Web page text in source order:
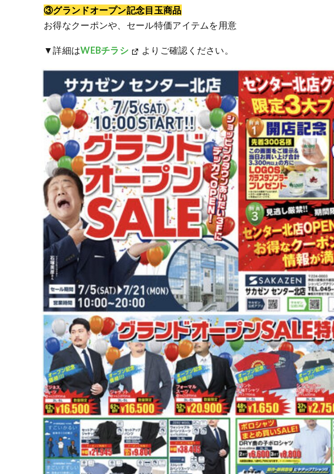
③グランドオープン記念目玉商品
お得なクーポンや、セール特価アイテムを用意
▼詳細はWEBチラシ よりご確認ください。